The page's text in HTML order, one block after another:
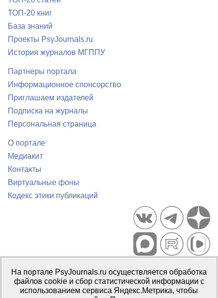
ТОП-20 книг
База знаний
Проекты PsyJournals.ru
История журналов МГППУ
Партнеры портала
Информационное спонсорство
Приглашаем издателей
Подписка на журналы
Персональная страница
О портале
Медиакит
Контакты
Виртуальные фоны
Кодекс этики публикаций
Портал психологических изданий PsyJournals.ru, 2007–2026
Правила использования материалов
Свидетельство регистрации СМИЭл № ФС77-66447 от 14 июля
На портале PsyJournals.ru осуществляется обработка
файлов cookie и сбор статистической информации с
использованием сервиса Яндекс.Метрика, чтобы